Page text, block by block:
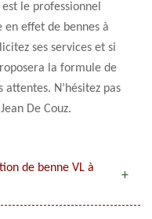
le professionnel
en effet de bennes à
ses services et si
la formule de
N’hésitez pas
De Couz.
de benne VL à